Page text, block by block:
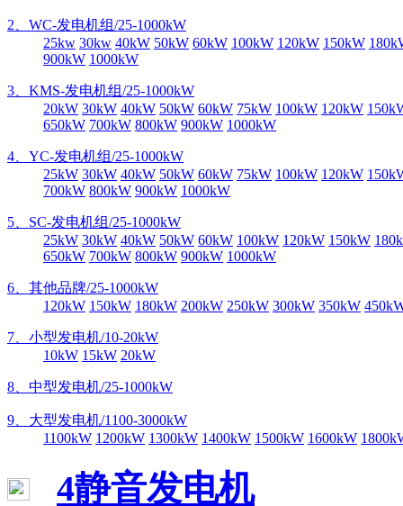
2、WC-发电机组/25-1000kW
25kw 30kw 40kW 50kW 60kW 100kW 120kW 150kW
900kW 1000kW
3、KMS-发电机组/25-1000kW
20kW 30kW 40kW 50kW 60kW 75kW 100kW 120kW
650kW 700kW 800kW 900kW 1000kW
4、YC-发电机组/25-1000kW
25kW 30kW 40kW 50kW 60kW 75kW 100kW 120kW
700kW 800kW 900kW 1000kW
5、SC-发电机组/25-1000kW
25kW 30kW 40kW 50kW 60kW 100kW 120kW 150kW
650kW 700kW 800kW 900kW 1000kW
6、其他品牌/25-1000kW
120kW 150kW 180kW 200kW 250kW 300kW 350kW
7、小型发电机/10-20kW
10kW 15kW 20kW
8、中型发电机/25-1000kW
9、大型发电机/1100-3000kW
1100kW 1200kW 1300kW 1400kW 1500kW 1600kW
4静音发电机